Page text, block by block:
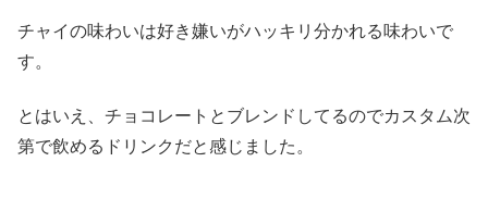
チャイの味わいは好き嫌いがハッキリ分かれる味わいで
す。
とはいえ、チョコレートとブレンドしてるのでカスタム次
第で飲めるドリンクだと感じました。